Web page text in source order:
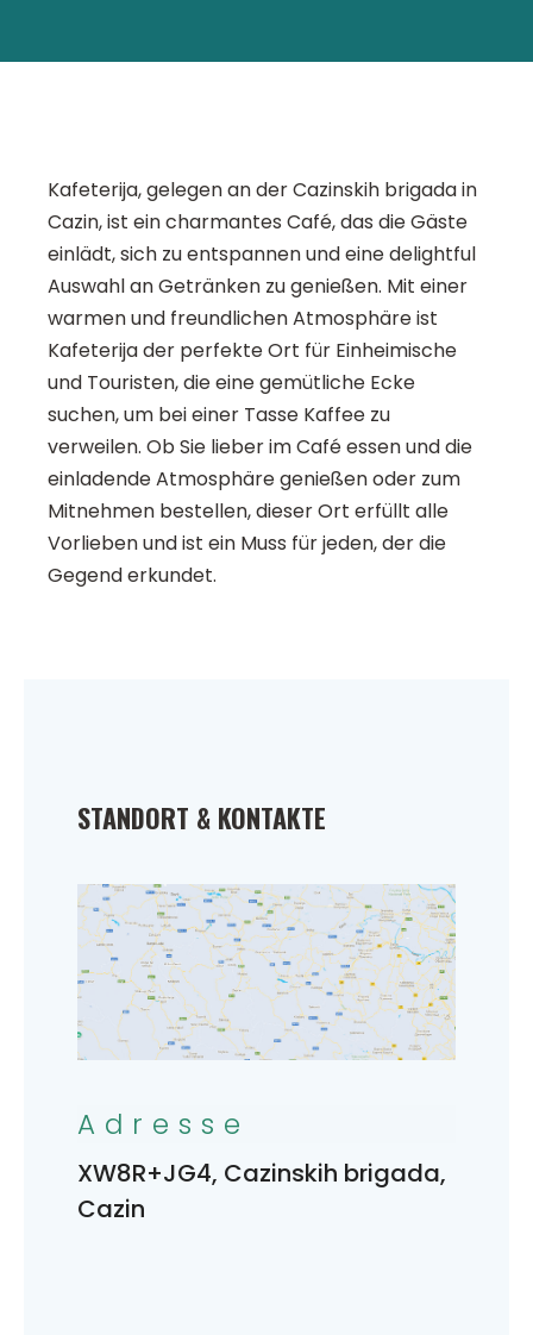
Kafeterija, gelegen an der Cazinskih brigada in
Cazin, ist ein charmantes Café, das die Gäste
einlädt, sich zu entspannen und eine delightful
Auswahl an Getränken zu genießen. Mit einer
warmen und freundlichen Atmosphäre ist
Kafeterija der perfekte Ort für Einheimische
und Touristen, die eine gemütliche Ecke
suchen, um bei einer Tasse Kaffee zu
verweilen. Ob Sie lieber im Café essen und die
einladende Atmosphäre genießen oder zum
Mitnehmen bestellen, dieser Ort erfüllt alle
Vorlieben und ist ein Muss für jeden, der die
Gegend erkundet.
STANDORT & KONTAKTE
Adresse
XW8R+JG4, Cazinskih brigada,
Cazin